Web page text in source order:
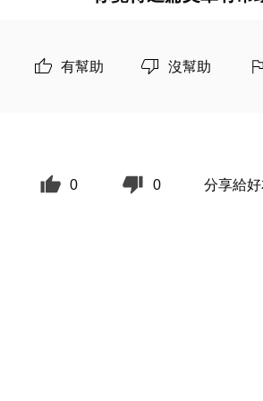
有幫助 沒幫助
0 0 分享給